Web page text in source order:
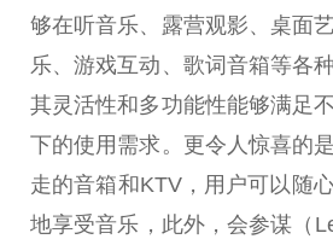
够在听音乐、露营观影、桌面
乐、游戏互动、歌词音箱等各
其灵活性和多功能性能够满足
下的使用需求。更令人惊喜的
走的音箱和KTV，用户可以随
地享受音乐，此外，会参谋（